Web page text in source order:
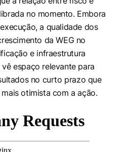
no momento. Embora
a qualidade dos
da WEG no
e infraestrutura
espaço relevante para
no curto prazo que
otimista com a ação.